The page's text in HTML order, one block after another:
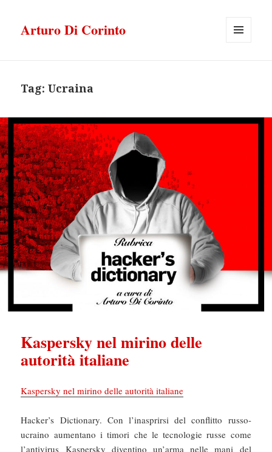
Arturo Di Corinto
Tag:Ucraina
Kaspersky nel mirino delle
autorità italiane
Kaspersky nel mirino delle autorità italiane
Hacker’s Dictionary. Con l’inasprirsi del conflitto russo-
ucraino aumentano i timori che le tecnologie russe come
l’antivirus Kaspersky diventino un’arma nelle mani del